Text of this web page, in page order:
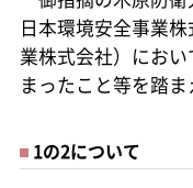
日本環境安全事業
業株式会社）にお
まったこと等を踏ま
1の2について